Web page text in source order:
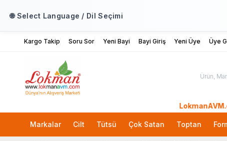
🌐 Select Language / Dil Seçimi
Kargo Takip Soru Sor Yeni Bayi Bayi Giriş Yeni Üye Üye
Markalar Cilt Tütsü Çok Satan Toptan